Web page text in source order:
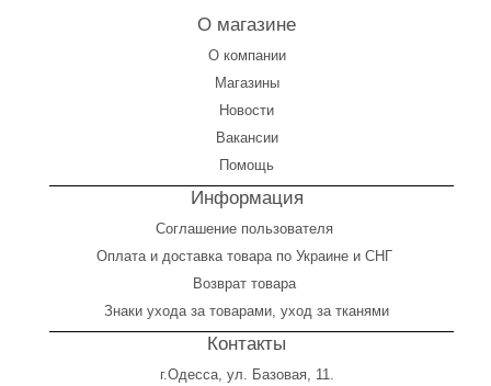
О магазине
О компании
Магазины
Новости
Вакансии
Помощь
Информация
Соглашение пользователя
Оплата и доставка товара по Украине и СНГ
Возврат товара
Знаки ухода за товарами, уход за тканями
Контакты
г.Одесса, ул. Базовая, 11.